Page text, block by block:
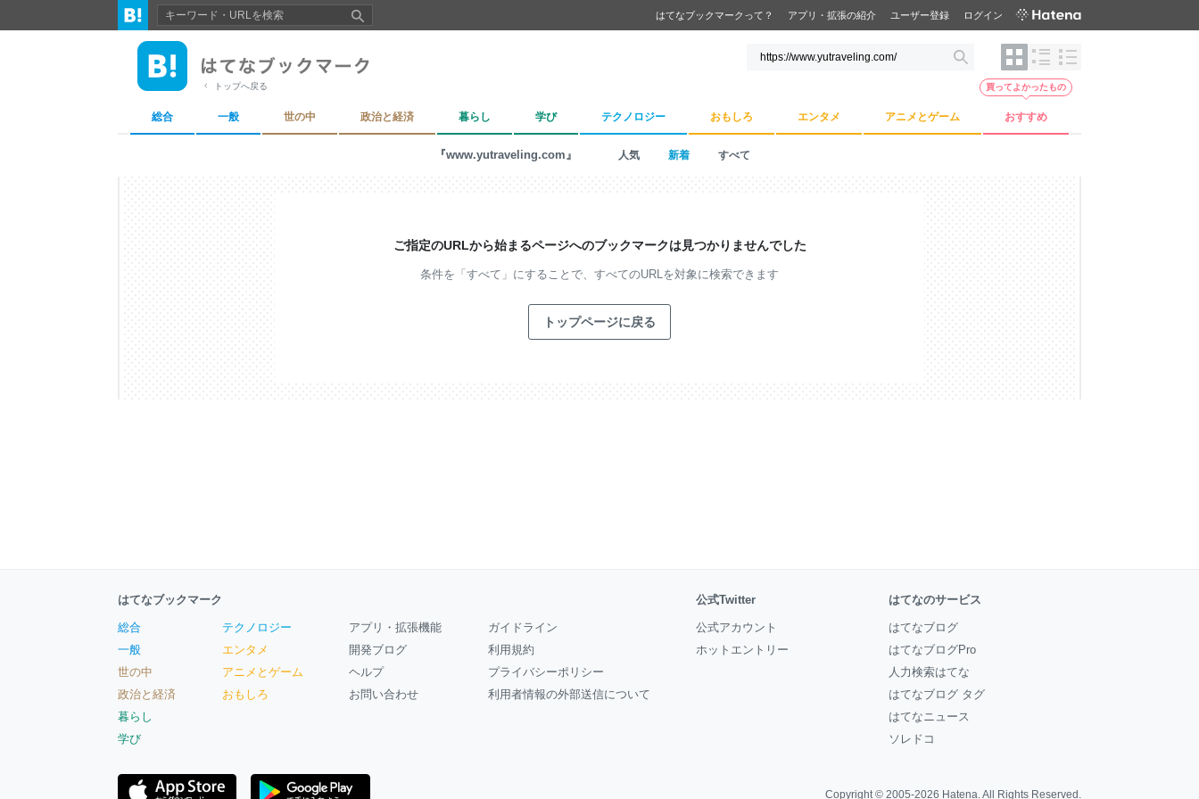
はてなブックマークって？ アプリ・拡張の紹介 ユーザー登録 ログイン
トップへ戻る
総合 一般 世の中 政治と経済 暮らし 学び テクノロジー おもしろ エンタメ アニメとゲーム おすすめ
買ってよかったもの
『www.yutraveling.com』 人気 新着 すべて
ご指定のURLから始まるページへのブックマークは見つかりませんでした
条件を「すべて」にすることで、 すべてのURLを対象に検索できます
トップページに戻る
はてなブックマーク
総合
一般
世の中
政治と経済
暮らし
学び
テクノロジー
エンタメ
アニメとゲーム
おもしろ
アプリ・拡張機能
開発ブログ
ヘルプ
お問い合わせ
ガイドライン
利用規約
プライバシーポリシー
利用者情報の外部送信について
公式Twitter
公式アカウント
ホットエントリー
はてなのサービス
はてなブログ
はてなブログPro
人力検索はてな
はてなブログ タグ
はてなニュース
ソレドコ
Copyright © 2005-2026 Hatena. All Rights Reserved.